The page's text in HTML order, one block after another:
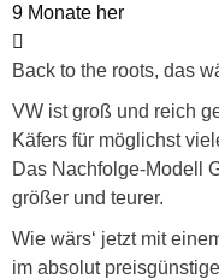
9 Monate her
Back to the roots, das
VW ist groß und reich
Käfers für möglichst
Das Nachfolge-Modell
größer und teurer.
Wie wärs‘ jetzt mit
im absolut